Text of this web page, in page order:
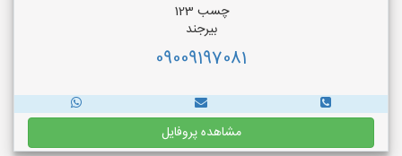
چسب 123
بیرجند
09009197081
مشاهده پروفایل